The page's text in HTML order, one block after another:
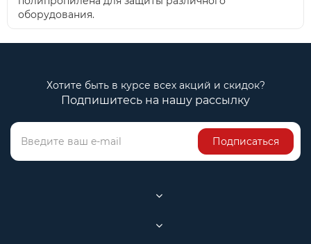
оборудования.
Хотите быть в курсе всех акций и скидок?
Подпишитесь на нашу рассылку
Подписаться